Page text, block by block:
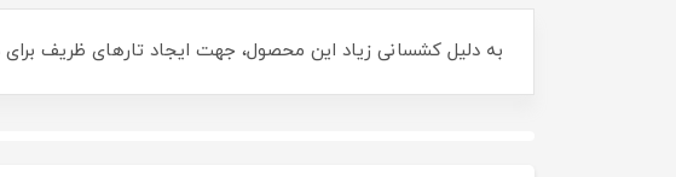
به دلیل کشسانی زیاد این محصول، جهت ایجاد تارهای ظریف برای